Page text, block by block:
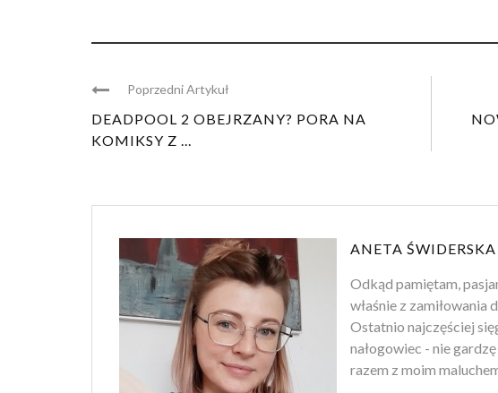
Poprzedni Artykuł
DEADPOOL 2 OBEJRZANY? PORA NA
KOMIKSY Z ...
ANETA ŚWIDERSKA
Odkąd pamiętam,
właśnie z
Ostatnio najczęściej
nałogowiec - nie
razem z moim